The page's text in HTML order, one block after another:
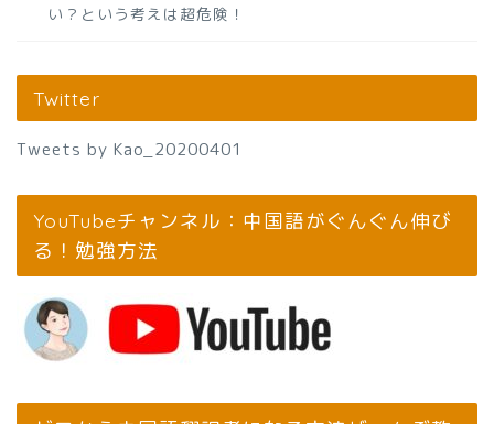
い？という考えは超危険！
Twitter
Tweets by Kao_20200401
YouTubeチャンネル：中国語がぐんぐん伸び
る！勉強方法